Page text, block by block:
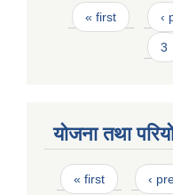
Pages
« first ‹
3
योजना तथा
Pages
« first ‹